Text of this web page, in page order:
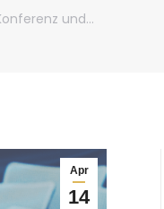
und…
Apr
14